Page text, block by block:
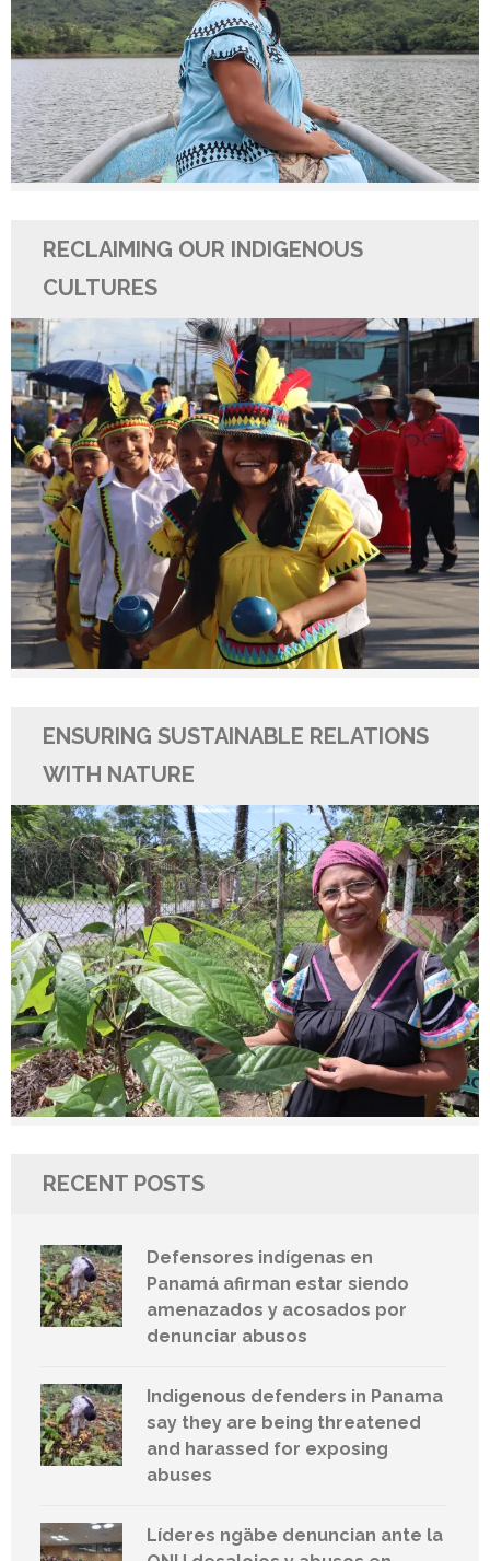
RECLAIMING OUR INDIGENOUS
CULTURES
ENSURING SUSTAINABLE RELATIONS
WITH NATURE
RECENT POSTS
Defensores indígenas en
Panamá afirman estar siendo
amenazados y acosados por
denunciar abusos
Indigenous defenders in Panama
say they are being threatened
and harassed for exposing
abuses
Líderes ngäbe denuncian ante la